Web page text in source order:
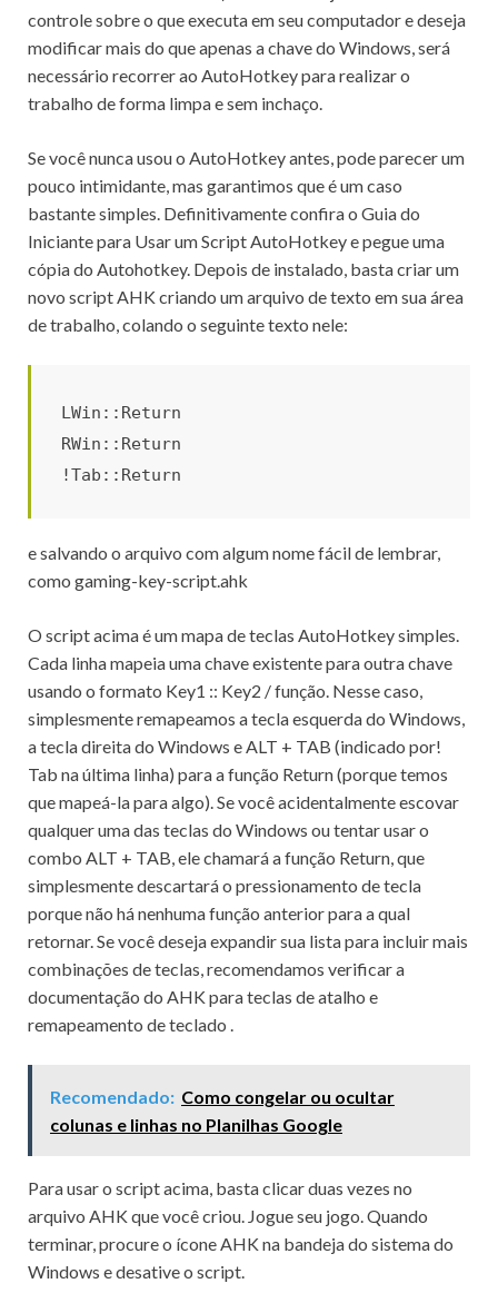
controle sobre o que executa em seu computador e deseja
modificar mais do que apenas a chave do Windows, será
necessário recorrer ao AutoHotkey para realizar o
trabalho de forma limpa e sem inchaço.
Se você nunca usou o AutoHotkey antes, pode parecer um
pouco intimidante, mas garantimos que é um caso
bastante simples. Definitivamente confirao Guia do
Iniciante para Usar um Script AutoHotkeye pegue uma
cópia do Autohotkey. Depois de instalado, basta criar um
novo script AHK criando um arquivo de texto em sua área
de trabalho, colando o seguinte texto nele:
LWin::Return
RWin::Return
!Tab::Return
e salvando o arquivo com algum nome fácil de lembrar,
como gaming-key-script.ahk
O script acima é um mapa de teclas AutoHotkey simples.
Cada linha mapeia uma chave existente para outra chave
usando o formato Key1 :: Key2 / função. Nesse caso,
simplesmente remapeamos a tecla esquerda do Windows,
a tecla direita do Windows e ALT + TAB (indicado por!
Tab na última linha) para a função Return (porque temos
que mapeá-la para algo). Se você acidentalmente escovar
qualquer uma das teclas do Windows ou tentar usar o
combo ALT + TAB, ele chamará a função Return, que
simplesmente descartará o pressionamento de tecla
porque não há nenhuma função anterior para a qual
retornar. Se você deseja expandir sua lista para incluir mais
combinações de teclas, recomendamos verificar a
documentação do AHK parateclas deatalho e
remapeamento de teclado
Recomendado: Como congelar ou ocultar
colunas e linhas no Planilhas Google
Para usar o script acima, basta clicar duas vezes no
arquivo AHK que você criou. Jogue seu jogo. Quando
terminar, procure o ícone AHK na bandeja do sistema do
Windows e desative o script.